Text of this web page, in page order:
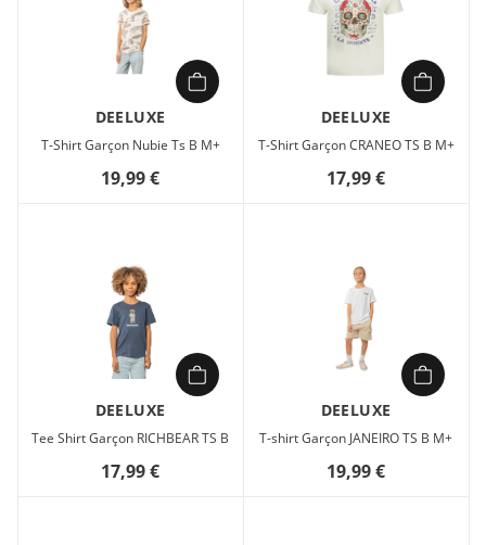
DEELUXE
T-Shirt Garçon Nubie Ts B M+
19,99 €
DEELUXE
T-Shirt Garçon CRANEO TS B M+
17,99 €
DEELUXE
Tee Shirt Garçon RICHBEAR TS B
17,99 €
DEELUXE
T-shirt Garçon JANEIRO TS B M+
19,99 €